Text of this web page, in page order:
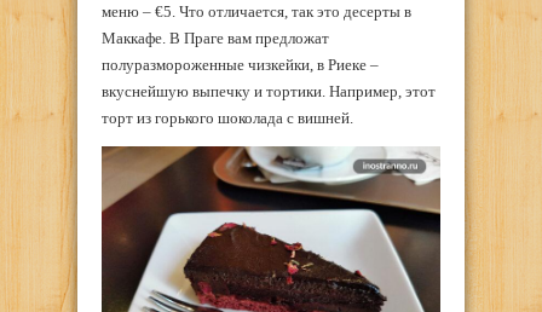
меню – €5. Что отличается, так это десерты в
Маккафе. В Праге вам предложат
полуразмороженные чизкейки, в Риеке –
вкуснейшую выпечку и тортики. Например, этот
торт из горького шоколада с вишней.